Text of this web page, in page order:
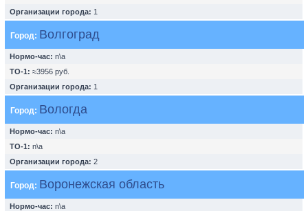
Организации города: 1
Город: Волгоград
Нормо-час: n\a
ТО-1: ≈3956 руб.
Организации города: 1
Город: Вологда
Нормо-час: n\a
ТО-1: n\a
Организации города: 2
Город: Воронежская область
Нормо-час: n\a